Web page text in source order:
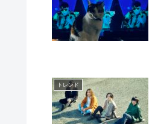
トレンド